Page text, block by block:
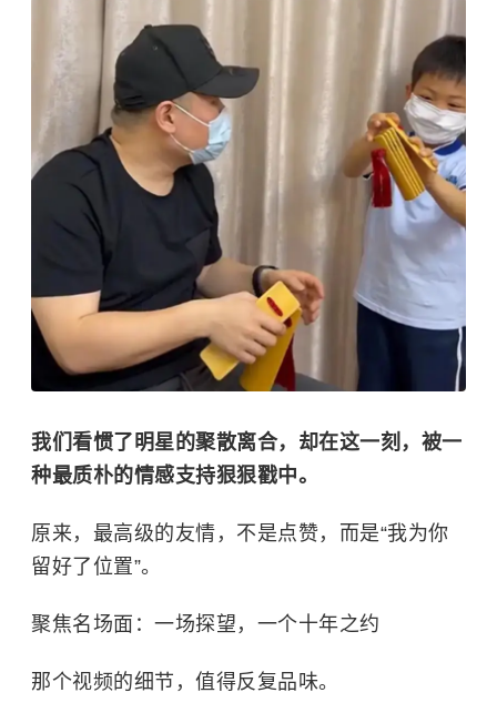
我们看惯了明星的聚散离合，却在这一刻，被一
种最质朴的情感支持狠狠戳中。
原来，最高级的友情，不是点赞，而是“我为你
留好了位置”。
聚焦名场面：一场探望，一个十年之约
那个视频的细节，值得反复品味。